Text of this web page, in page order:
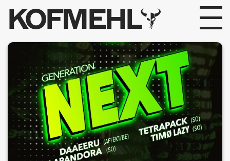
KOFMEHL
PROGRAMM
FABRIKGEFLÜSTER
GALERIE
FOTOGALERIE
PHOTOMAT